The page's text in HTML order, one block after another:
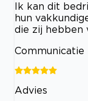
Ik kan dit
hun
die zij hebben
Communicatie
Advies